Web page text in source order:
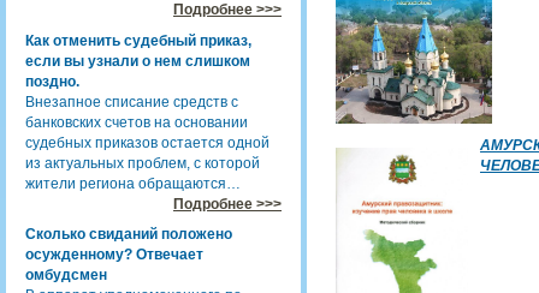
Подробнее >>>
Как отменить судебный приказ,
если вы узнали о нем слишком
поздно.
Внезапное списание средств с
банковских счетов на основании
судебных приказов остается одной
из актуальных проблем, с которой
жители региона обращаются…
Подробнее >>>
Сколько свиданий положено
осужденному? Отвечает
омбудсмен